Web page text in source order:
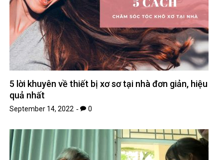
5 lời khuyên về thiết bị xơ sơ tại nhà đơn giản, hiệu
quả nhất
September 14, 2022 0